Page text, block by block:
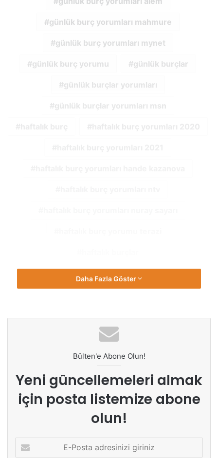
günlük burç yorumları mahmure
günlük burç yorumları mynet
günlük burç yorumu günlük burçlar
günlük burçlar yorumları
günlük burçlar yorumları msn
Daha Fazla Göster
Bülten'e Abone Olun!
Yeni güncellemeleri almak
için posta listemize abone
olun!
Posta